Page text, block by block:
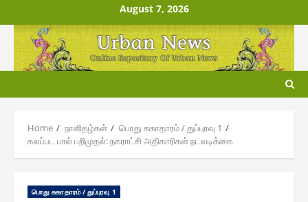
to
content
August 7, 2026
Home நாளிதழ்௧ள்
பொது சுகாதாரம் / துப்புரவு 1
கலப்பட பால் பறிமுதல்: நகராட்சி அதிகாரிகள் நடவடிக்கை
பொது சுகாதாரம் / துப்புரவு 1